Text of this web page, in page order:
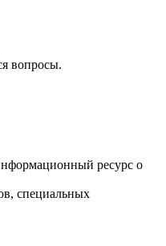
вопросы.
ресурс о
специальных